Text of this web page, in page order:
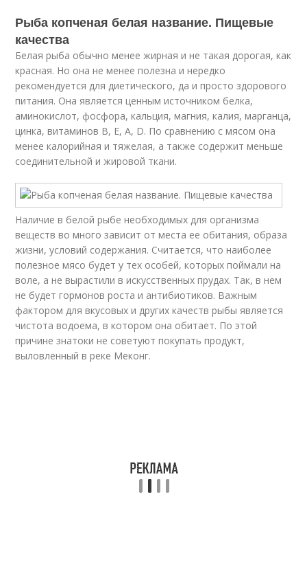
Рыба копченая белая название. Пищевые
качества
Белая рыба обычно менее жирная и не такая дорогая, как
красная. Но она не менее полезна и нередко
рекомендуется для диетического, да и просто здорового
питания. Она является ценным источником белка,
аминокислот, фосфора, кальция, магния, калия, марганца,
цинка, витаминов B, E, A, D. По сравнению с мясом она
менее калорийная и тяжелая, а также содержит меньше
соединительной и жировой ткани.
Наличие в белой рыбе необходимых для организма
веществ во много зависит от места ее обитания, образа
жизни, условий содержания. Считается, что наиболее
полезное мясо будет у тех особей, которых поймали на
воле, а не вырастили в искусственных прудах. Так, в нем
не будет гормонов роста и антибиотиков. Важным
фактором для вкусовых и других качеств рыбы является
чистота водоема, в котором она обитает. По этой
причине знатоки не советуют покупать продукт,
выловленный в реке Меконг.